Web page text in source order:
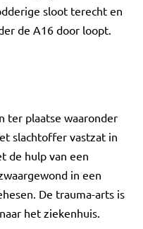
sloot terecht en
de A16 door loopt.
ter plaatse waaronder
slachtoffer vastzat in
de hulp van een
in een
De trauma-arts is
het ziekenhuis.